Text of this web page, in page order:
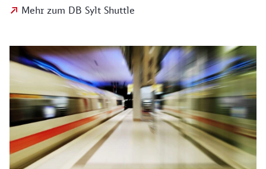
Mehr zum DB Sylt Shuttle